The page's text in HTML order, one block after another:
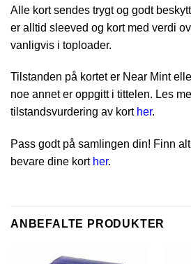
Alle kort sendes trygt og godt
er alltid sleeved og kort med verdi
vanligvis i toploader.
Tilstanden på kortet er Near Mint
noe annet er oppgitt i tittelen. Les
tilstandsvurdering av kort her.
Pass godt på samlingen din! Finn
bevare dine kort her.
ANBEFALTE PRODUKTER